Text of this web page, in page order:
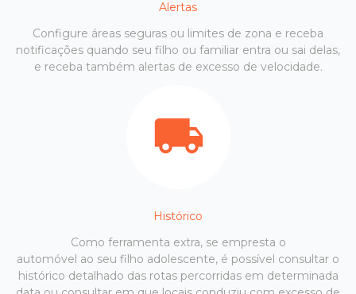
Alertas
Configure áreas seguras ou limites de zona e receba
notificações quando seu filho ou familiar entra ou sai delas,
e receba também alertas de excesso de velocidade.
Histórico
Como ferramenta extra, se empresta o
automóvel ao seu filho adolescente, é possível consultar o
histórico detalhado das rotas percorridas em determinada